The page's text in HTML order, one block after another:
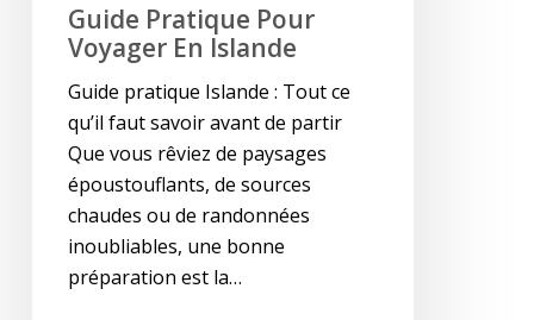
Guide Pratique Pour
Voyager En Islande
Guide pratique Islande : Tout ce
qu’il faut savoir avant de partir
Que vous rêviez de paysages
époustouflants, de sources
chaudes ou de randonnées
inoubliables, une bonne
préparation est la…